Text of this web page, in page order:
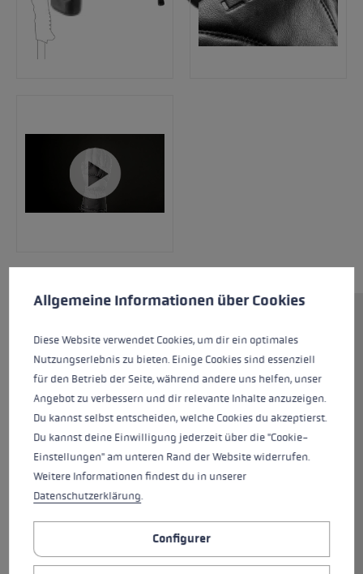
températures très froides grâce à un pouvoir
isolant élevé. Équipé d'une membrane SOFT-
TEX®, ce gant est protégé contre la pénétration
de l'humidité, respirant et particulièrement
doux. Une température agréable et sèche
règne dans le gant grâce à l'isolation
Primaloft® Gold de classe thermique Extra
Warm +. La doublure intérieure Soft Plush
assure un port très agréable. Et votre bâton
reste toujours fermement logé dans votre
main, grâce au cuir de mouton doucement
velouté qui recouvre la paume.
This website uses cookies to give you the best possible experience.
Allgemeine Informationen über Cookies
Diese Website verwendet Cookies, um dir ein optimales
Nutzungserlebnis zu bieten. Einige Cookies sind essenziell
für den Betrieb der Seite, während andere uns helfen, unser
Angebot zu verbessern und dir relevante Inhalte anzuzeigen.
Du kannst selbst entscheiden, welche Cookies du akzeptierst.
Du kannst deine Einwilligung jederzeit über die "Cookie-
Einstellungen" am unteren Rand der Website widerrufen.
Weitere Informationen findest du in unserer
Datenschutzerklärung.
Configurer